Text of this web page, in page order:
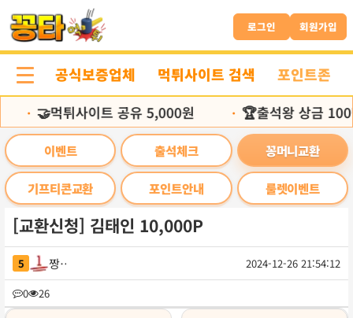
문
로
로그인 회원가입
공식보증업체 먹튀사이트 검색 포인트존
🤝먹튀사이트 공유 5,000원 🏆출석왕 상금 100
이벤트 출석체크 꽁머니교환
기프티콘교환 포인트안내 룰렛이벤트
[교환신청] 김태인 10,000P
5 짱가
2024-12-26 21:54:12
0
26
록